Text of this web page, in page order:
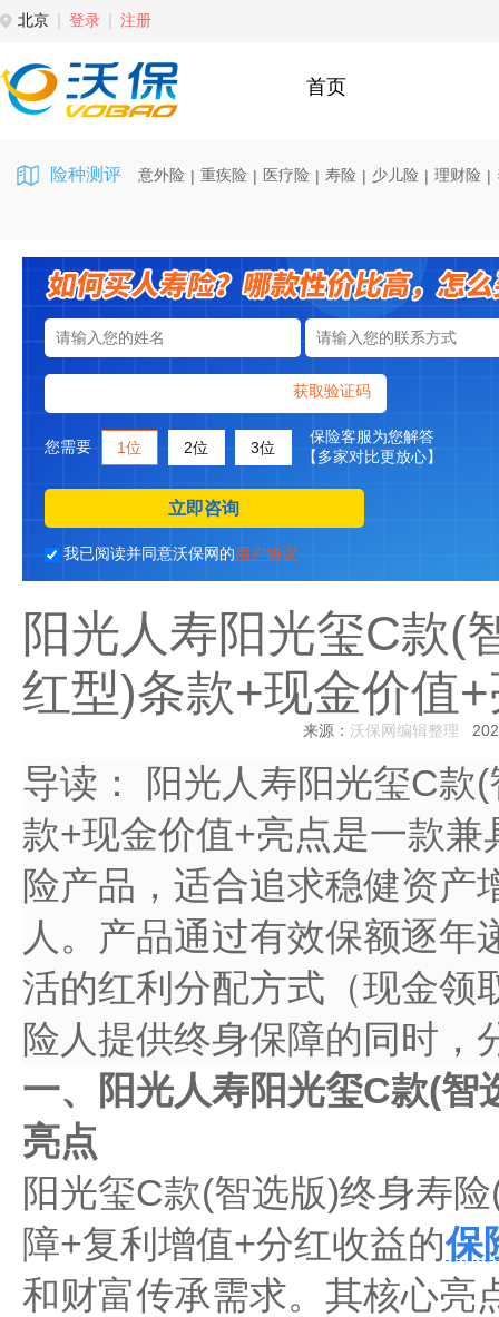
北京 登录 注册
首页
险种测评 意外险 | 重疾险 | 医疗险 | 寿险 | 少儿险 | 理财险 |
获取验证码
您需要 1位 2位 3位
保险客服为您解答
【多家对比更放心】
立即咨询
我已阅读并同意沃保网的用户协议
阳光人寿阳光玺C款(
红型)条款+现金价值
来源： 沃保网编辑整理
导读：
阳光人寿阳光玺C款
款+现金价值+亮点是一款
险产品，适合追求稳健资产
人。产品通过有效保额逐年
活的红利分配方式（现金领
险人提供终身保障的同时，
一、阳光人寿阳光玺C款(智
亮点
阳光玺C款(智选版)终身寿
障+复利增值+分红收益​​的保
和财富传承需求。其核心亮